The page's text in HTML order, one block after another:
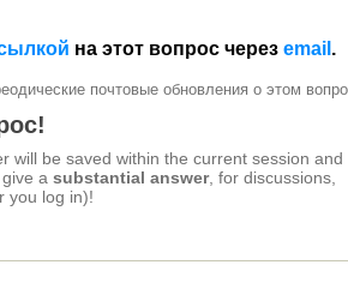
на этот вопрос через email .
почтовые обновления о этом
will be saved within the current session and
a substantial answer, for discussions,
you log in)!